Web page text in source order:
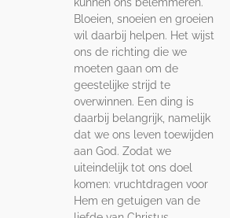
kunnen ons belemmeren.
Bloeien, snoeien en groeien
wil daarbij helpen. Het wijst
ons de richting die we
moeten gaan om de
geestelijke strijd te
overwinnen. Een ding is
daarbij belangrijk, namelijk
dat we ons leven toewijden
aan God. Zodat we
uiteindelijk tot ons doel
komen: vruchtdragen voor
Hem en getuigen van de